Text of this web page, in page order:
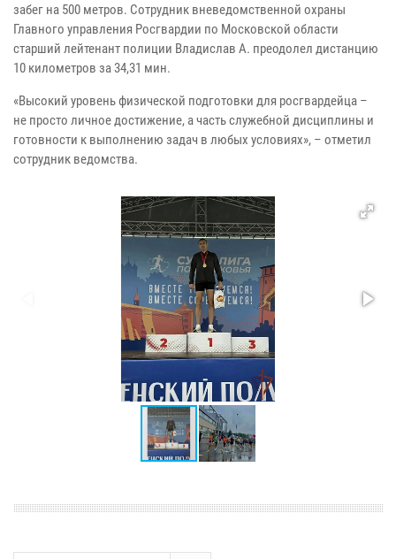
забег на 500 метров. Сотрудник вневедомственной охраны
Главного управления Росгвардии по Московской области
старший лейтенант полиции Владислав А. преодолел дистанцию
10 километров за 34,31 мин.
«Высокий уровень физической подготовки для росгвардейца –
не просто личное достижение, а часть служебной дисциплины и
готовности к выполнению задач в любых условиях», – отметил
сотрудник ведомства.